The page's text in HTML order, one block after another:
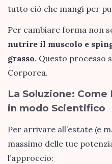
tutto ciò che mangi per
Per cambiare forma non
nutrire il muscolo e
grasso. Questo processo
Corporea.
La Soluzione:
in modo Scientifico
Per arrivare all’estate (e
massimo delle tue
l’approccio: